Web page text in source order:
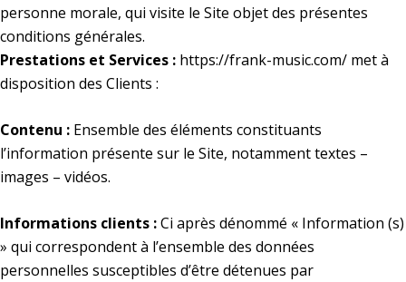
personne morale, qui visite le Site objet des présentes
conditions générales.
Prestations et Services : https://frank-music.com/ met à
disposition des Clients :
Contenu : Ensemble des éléments constituants
l’information présente sur le Site, notamment textes –
images – vidéos.
Informations clients :Ci après dénommé « Information (s)
» qui correspondent à l’ensemble des données
personnelles susceptibles d’être détenues par